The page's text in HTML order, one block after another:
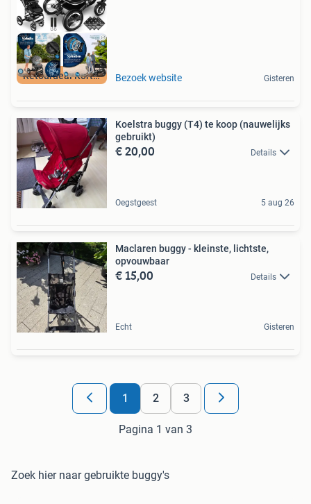
Retourdeal Korting Bezoek website Gisteren
Koelstra buggy (T4) te koop (nauwelijks
gebruikt)
€ 20,00 Details
Oegstgeest 5 aug 26
Maclaren buggy - kleinste, lichtste,
opvouwbaar
€ 15,00 Details
Echt Gisteren
1 2 3
Pagina 1 van 3
Zoek hier naar gebruikte buggy's